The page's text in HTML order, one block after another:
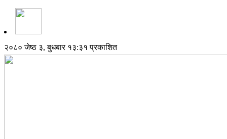
२०८० जेष्ठ ३, बुधबार १३:३१ प्रकाशित